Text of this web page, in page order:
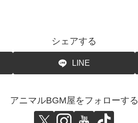
シェアする
LINE
アニマルBGM屋をフォローする